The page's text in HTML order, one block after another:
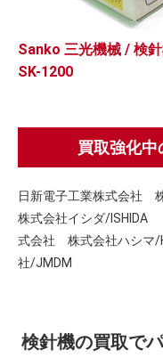
Sanko 三光機械 / 検
SK-1200
買取強化中
日新電子工業株式会社
株式会社イシダ/ISHIDA
式会社 株式会社ハシマ/
社/JMDM
検針機の買取で